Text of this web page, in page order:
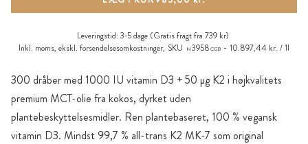
300 dråber med 1000 IU vitamin D3 + 50 µg K2 i højkvalitets
premium MCT-olie fra kokos, dyrket uden
plantebeskyttelsesmidler. Ren plantebaseret, 100 % vegansk
vitamin D3. Mindst 99,7 % all-trans K2 MK-7 som original
Leveringstid: 3-5 dage (Gratis fragt fra 739 kr)
Inkl. moms, ekskl. forsendelsesomkostninger, SKU N3958CGB 10.897,44 kr. / 1l